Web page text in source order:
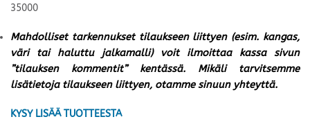
35000
Mahdolliset tarkennukset tilaukseen liittyen (esim. kangas,
väri tai haluttu jalkamalli) voit ilmoittaa kassa sivun
”tilauksen kommentit” kentässä. Mikäli tarvitsemme
lisätietoja tilaukseen liittyen, otamme sinuun yhteyttä.
KYSY LISÄÄ TUOTTEESTA